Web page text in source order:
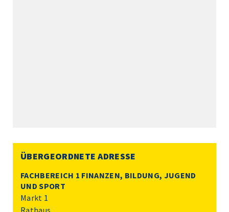
ÜBERGEORDNETE ADRESSE
FACHBEREICH 1 FINANZEN, BILDUNG, JUGEND
UND SPORT
Markt 1
Rathaus